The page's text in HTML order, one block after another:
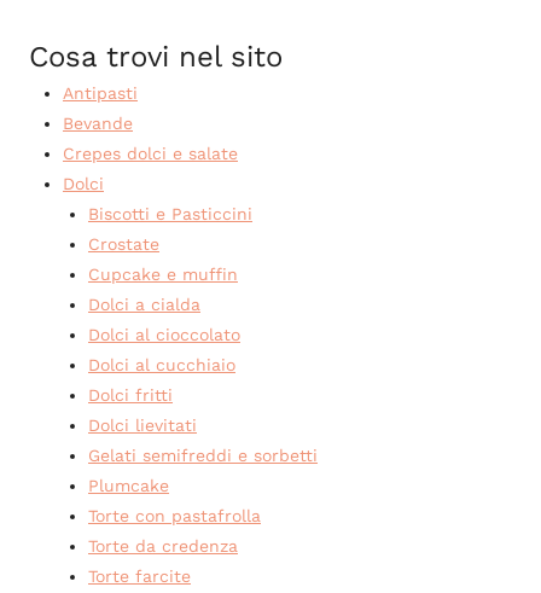
Cosa trovi nel sito
Antipasti
Bevande
Crepes dolci e salate
Dolci
Biscotti e Pasticcini
Crostate
Cupcake e muffin
Dolci a cialda
Dolci al cioccolato
Dolci al cucchiaio
Dolci fritti
Dolci lievitati
Gelati semifreddi e sorbetti
Plumcake
Torte con pastafrolla
Torte da credenza
Torte farcite